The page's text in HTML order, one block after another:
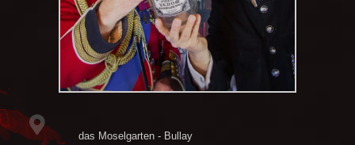
das Moselgarten - Bullay